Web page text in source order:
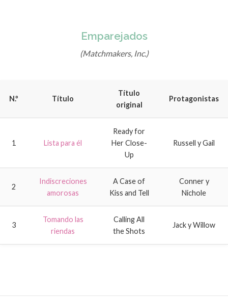
Emparejados
(Matchmakers, Inc.)
N.º Título
Título
original
Protagonistas
1 Lista para él
Ready for
Her Close-
Up
Russell y Gail
2
Indiscreciones
amorosas
A Case of
Kiss and Tell
Conner y
Nichole
3
Tomando las
riendas
Calling All
the Shots
Jack y Willow